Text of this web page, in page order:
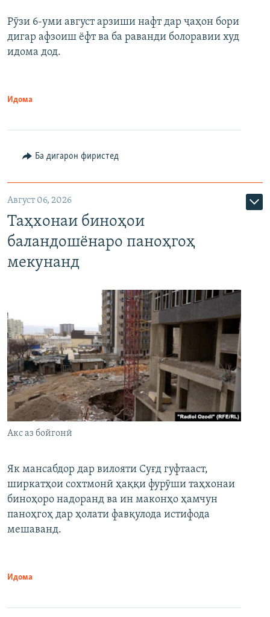
Рӯзи 6-уми август арзиши нафт дар ҷаҳон бори
дигар афзоиш ёфт ва ба раванди болоравии худ
идома дод.
Идома
Ба дигарон фиристед
Август 06, 2026
Таҳхонаи биноҳои
баландошёнаро паноҳгоҳ
мекунанд
Акс аз бойгонӣ
Як мансабдор дар вилояти Суғд гуфтааст,
ширкатҳои сохтмонӣ ҳаққи фурӯши таҳхонаи
биноҳоро надоранд ва ин маконҳо ҳамчун
паноҳгоҳ дар ҳолати фавқулода истифода
мешаванд.
Идома